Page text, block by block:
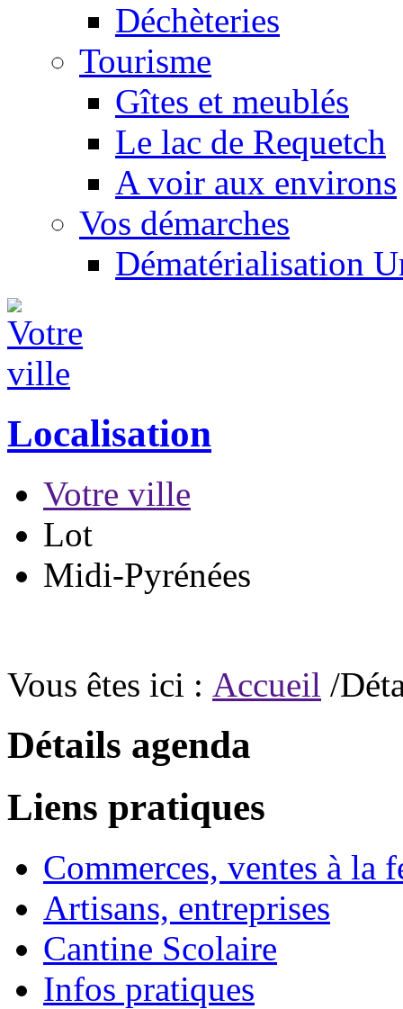
Déchèteries
Tourisme
Gîtes et meublés
Le lac de Requetch
A voir aux environs
Vos démarches
Dématérialisation
Localisation
Votre ville
Lot
Midi-Pyrénées
Vous êtes ici : Accueil /
Détails agenda
Liens pratiques
Commerces, ventes à la
Artisans, entreprises
Cantine Scolaire
Infos pratiques